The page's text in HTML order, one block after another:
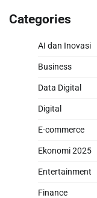
Categories
AI dan Inovasi
Business
Data Digital
Digital
E-commerce
Ekonomi 2025
Entertainment
Finance